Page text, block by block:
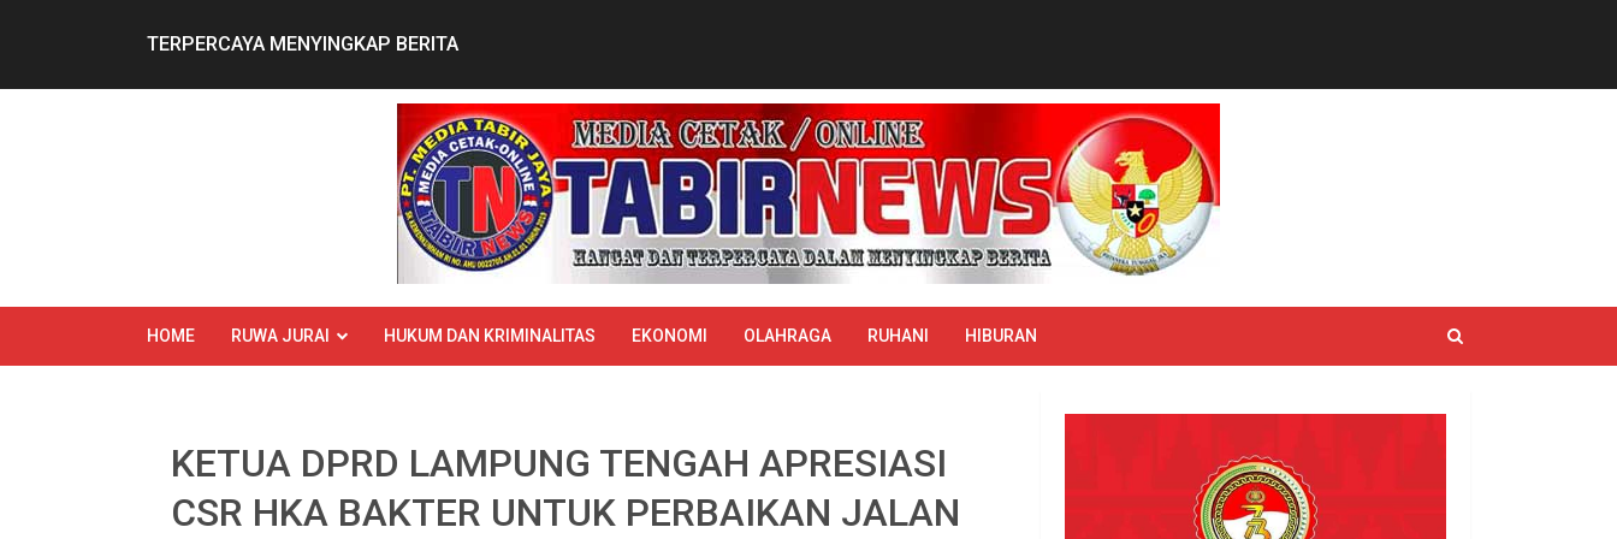
TERPERCAYA MENYINGKAP BERITA
HOME RUWA JURAI HUKUM DAN KRIMINALITAS EKONOMI OLAHRAGA RUHANI HIBURAN
KETUA DPRD LAMPUNG TENGAH APRESIASI
CSR HKA BAKTER UNTUK PERBAIKAN JALAN